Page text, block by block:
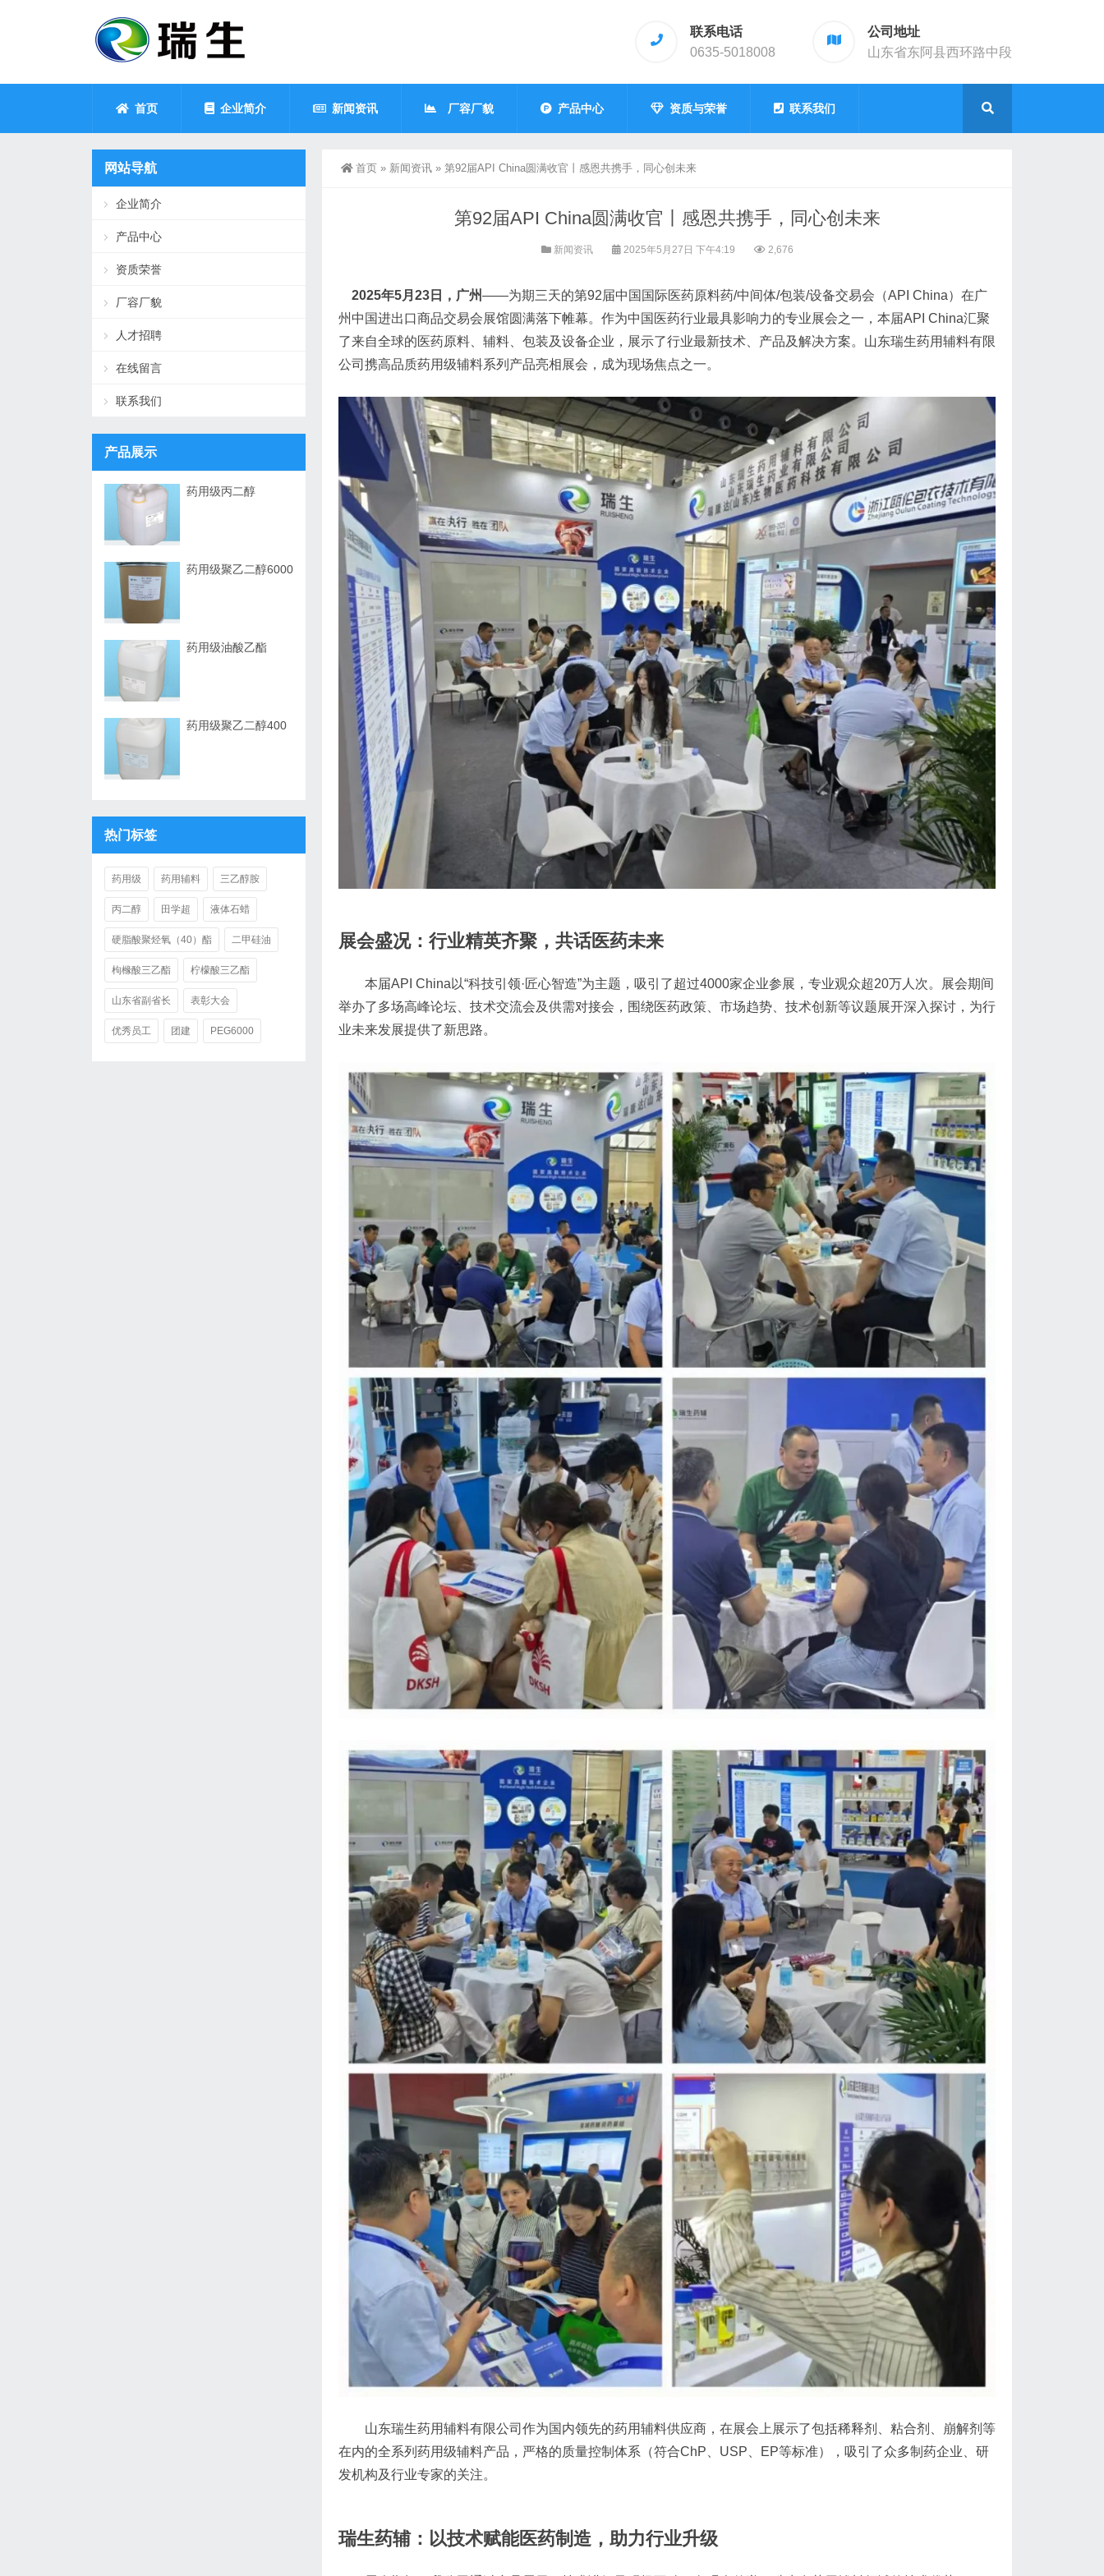
联系电话
0635-5018008
公司地址
山东省东阿县西环路中段
首页 企业简介 新闻资讯 厂容厂貌 产品中心 资质与荣誉 联系我们
首页 » 新闻资讯 » 第92届API China圆满收官丨感恩共携手，同心创未来
第92届API China圆满收官丨感恩共携手，同心创未来
新闻资讯 2025年5月27日 下午4:19 2,676
2025年5月23日，广州——为期三天的第92届中国国际医药原料药/中间体/包装/设备交易会（API China）在广
州中国进出口商品交易会展馆圆满落下帷幕。作为中国医药行业最具影响力的专业展会之一，本届API China汇聚
了来自全球的医药原料、辅料、包装及设备企业，展示了行业最新技术、产品及解决方案。山东瑞生药用辅料有限
公司携高品质药用级辅料系列产品亮相展会，成为现场焦点之一。
展会盛况：行业精英齐聚，共话医药未来
本届API China以“科技引领·匠心智造”为主题，吸引了超过4000家企业参展，专业观众超20万人次。展会期间
举办了多场高峰论坛、技术交流会及供需对接会，围绕医药政策、市场趋势、技术创新等议题展开深入探讨，为行
业未来发展提供了新思路。
山东瑞生药用辅料有限公司作为国内领先的药用辅料供应商，在展会上展示了包括稀释剂、粘合剂、崩解剂等
在内的全系列药用级辅料产品，严格的质量控制体系（符合ChP、USP、EP等标准），吸引了众多制药企业、研
发机构及行业专家的关注。
瑞生药辅： 以技术赋能医药制造，助力行业升级
网站导航
企业简介
产品中心
资质荣誉
厂容厂貌
人才招聘
在线留言
联系我们
产品展示
药用级丙二醇
药用级聚乙二醇6000
药用级油酸乙酯
药用级聚乙二醇400
热门标签
药用级 药用辅料 三乙醇胺
丙二醇 田学超 液体石蜡
硬脂酸聚烃氧（40）酯 二甲硅油
枸橼酸三乙酯 柠檬酸三乙酯
山东省副省长 表彰大会
优秀员工 团建 PEG6000